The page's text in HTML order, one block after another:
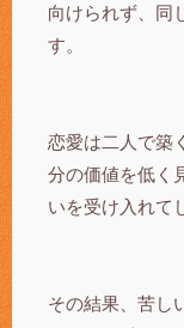
向けられず、同
す。
恋愛は二人で築
分の価値を低く
いを受け入れて
その結果、苦し